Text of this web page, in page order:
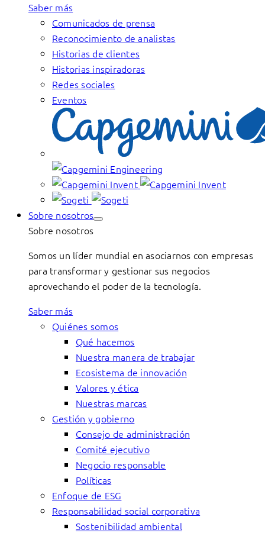
Saber más
Comunicados de prensa
Reconocimiento de analistas
Historias de clientes
Historias inspiradoras
Redes sociales
Eventos
Sobre nosotros
Sobre nosotros
Somos un líder mundial en asociarnos con empresas
para transformar y gestionar sus negocios
aprovechando el poder de la tecnología.
Saber más
Quiénes somos
Qué hacemos
Nuestra manera de trabajar
Ecosistema de innovación
Valores y ética
Nuestras marcas
Gestión y gobierno
Consejo de administración
Comité ejecutivo
Negocio responsable
Políticas
Enfoque de ESG
Responsabilidad social corporativa
Sostenibilidad ambiental